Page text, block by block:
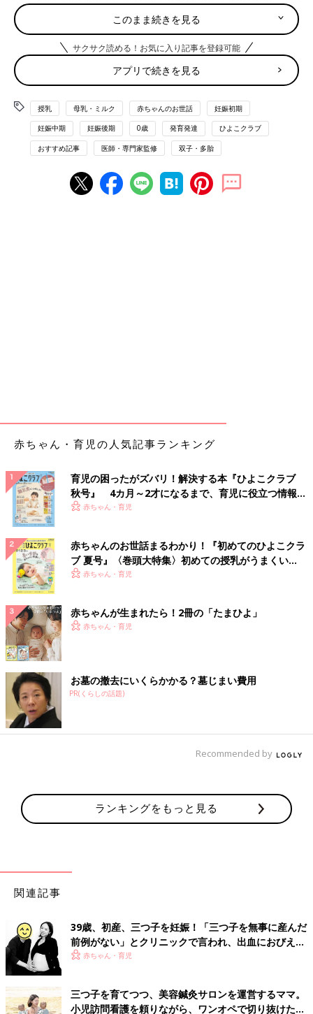
以前と40週の出生では、ママのおなかの中で育った週数により出
生体重に差が出るため、生後4～5ヶ月くらいまでは身長・体重の
体格差がなかなか縮まりません。しかし、1才くらいまでには、
ほぼ同じ体格に近づくでしょう。1000g未満の超低出生体重児
も、3～6才までには体の発育がしだいに追いついていきます。
小さめに生まれた場合は、0才代の運動発達の目安とされる首の
すわりや寝返り、おすわり、はいはい、つかまり立ち、ひとり歩
きなどが、やや遅れがちかもしれません。でも、その子なりに成
長し、いずれは成長が追いつくので安心しましょう。早産の場合
齢を「修正月齢」として発育・発達を考えましょう。それほど大
きな遅れがないことがわかるはずです。
性別が違う場合など、体の大きさに年の違うきょうだい程度の差
が出ることも。
双子・三つ子の場合、きょうだい間で、体の発育・発達のペース
が同じとは限りません。ママやパパは子どもたちの成長や発達に
違いがあると気になってしまいがちです。体格の小さな子や発達
がゆっくりな子が心配かもしれませんが、それぞれに個性やペー
スがあると考えるといいでしょう。
多胎の赤ちゃんの心の発達
心の発達の様子は、単胎の子と大きく変わることはありません。
ただ、双子・三つ子ならではの行動が見られることもあります。
お世話をされる経験から他者の存在を知ります
双子・三つ子に限らず、生まれたばかりの赤ちゃんは、まだ複雑
な感情を表すことはありません。でも、快・不快の感覚はちゃん
と持っていて、気持ち悪い、寒い、眠いなどの不快は泣いて訴え
ます。
赤ちゃんが泣くと、親が抱いてくれたり、おっぱいをくれたり、
おむつを替えたりしてくれますよね。このようにだれかに働きか
か」の存在を認識するようになります。
ママやパパが赤ちゃんの要求を満たしてくれたり、にっこりと語
りかけてくれたりすると、それが心地いい体験として赤ちゃんの
赤ちゃんにとってママやパパが大好きな、かけがえのない存在と
なっていくのです。
月くらいからは後追いをするようになります。これはママやパパ
とほかの人をはっきりと区別できるようになった証しです。
そして、親がそばにいてくれれば、少し離れたところでも遊べる
ようになり、さらには
れるようになります。
譲り合いやルールの観念など社会性が育っていないので、初めは
このまま続きを見る
サクサク読める！お気に入り記事を登録可能
アプリで続きを見る
授乳 母乳・ミルク 赤ちゃんのお世話 妊娠初期
妊娠中期 妊娠後期 0歳 発育発達 ひよこクラブ
おすすめ記事 医師・専門家監修 双子・多胎
赤ちゃん・育児の人気記事ランキング
育児の困ったがズバリ！解決する本『ひよこクラブ
秋号』 4カ月～2才になるまで、育児に役立つ情報が
いっぱい！
赤ちゃん・育児
赤ちゃんのお世話まるわかり！『初めてのひよこクラ
ブ 夏号』〈巻頭大特集〉初めての授乳がうまくい
く！ おっぱい・ミルクの基本と夏のトラブル 解決テ
赤ちゃん・育児
赤ちゃんが生まれたら！2冊の「たまひよ」
赤ちゃん・育児
お墓の撤去にいくらかかる？墓じまい費用
PR(くらしの話題)
Recommended by
ランキングをもっと見る
関連記事
39歳、初産、三つ子を妊娠！「三つ子を無事に産んだ
前例がない」とクリニックで言われ、出血におびえる
日々…【桑子英里アナ・インタビュー】
赤ちゃん・育児
三つ子を育てつつ、美容鍼灸サロンを運営するママ。
小児訪問看護を頼りながら、ワンオペで切り抜けた赤